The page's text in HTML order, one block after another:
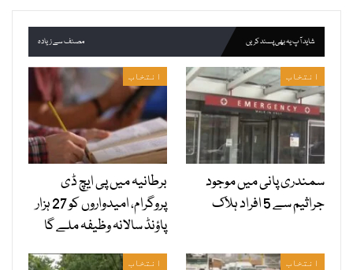
شاید آپ یہ بھی پسند کریں مصنف سے زیادہ
انتخاب
سمندری پانی میں موجود
جراثیم سے 5 افراد ہلاک
انتخاب
برطانیہ میں پی ایچ ڈی
پروگرام، امیدواروں کو 27 ہزار
پاؤنڈ سالانہ وظیفہ ملے گا
انتخاب انتخاب